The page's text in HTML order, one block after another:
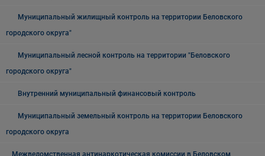
Муниципальный жилищный контроль на территории Беловского
городского округа"
Муниципальный лесной контроль на территории "Беловского
городского округа"
Внутренний муниципальный финансовый контроль
Муниципальный земельный контроль на территории Беловского
городского округа
Межведомственная антинаркотическая комиссии в Беловском